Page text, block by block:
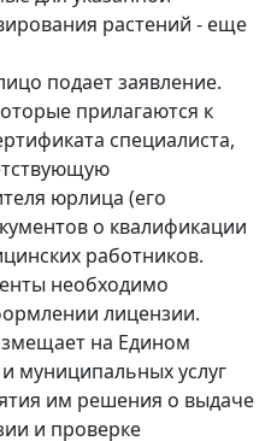
растений - еще
подает заявление.
прилагаются к
специалиста,
юрлица (его
о квалификации
работников.
необходимо
лицензии.
на Едином
муниципальных услуг
им решения о выдаче
и проверке